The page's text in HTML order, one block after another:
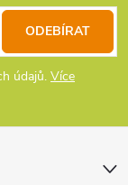
údajů. Více
ODEBÍRAT